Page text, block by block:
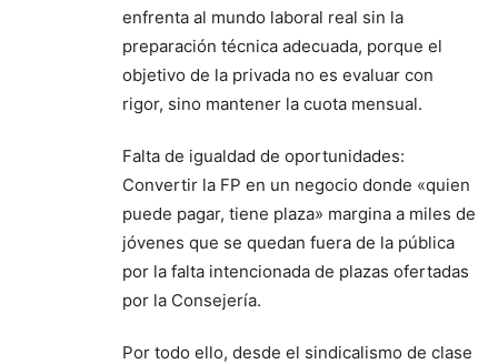
enfrenta al mundo laboral real sin la
preparación técnica adecuada, porque el
objetivo de la privada no es evaluar con
rigor, sino mantener la cuota mensual.
Falta de igualdad de oportunidades:
Convertir la FP en un negocio donde «quien
puede pagar, tiene plaza» margina a miles de
jóvenes que se quedan fuera de la pública
por la falta intencionada de plazas ofertadas
por la Consejería.
Por todo ello, desde el sindicalismo de clase